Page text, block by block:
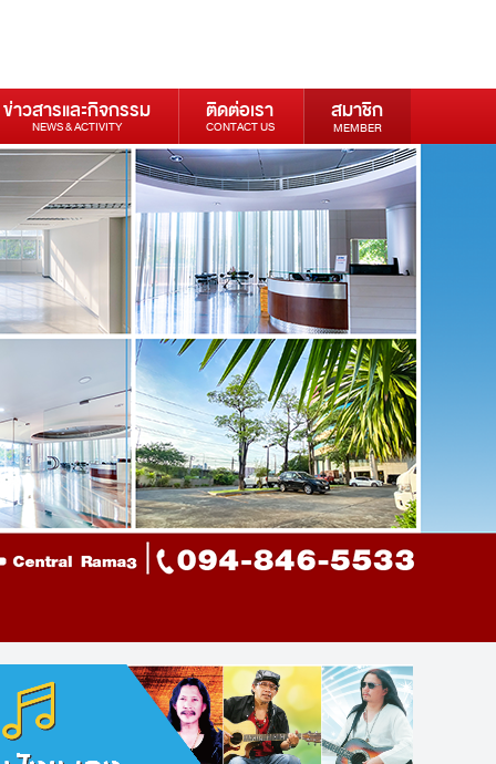
ข่าวสารและกิจกรรม
NEWS & ACTIVITY
ติดต่อเรา
CONTACT US
สมาชิก
MEMBER